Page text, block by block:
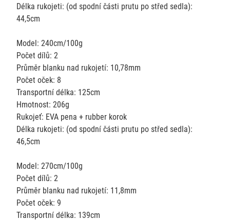
Délka rukojeti: (od spodní části prutu po střed sedla):
44,5cm
Model: 240cm/100g
Počet dílů: 2
Průměr blanku nad rukojetí: 10,78mm
Počet oček: 8
Transportní délka: 125cm
Hmotnost: 206g
Rukojeť: EVA pena + rubber korok
Délka rukojeti: (od spodní části prutu po střed sedla):
46,5cm
Model: 270cm/100g
Počet dílů: 2
Průměr blanku nad rukojetí: 11,8mm
Počet oček: 9
Transportní délka: 139cm